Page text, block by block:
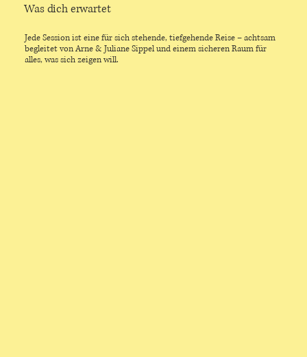
Was dich erwartet
Jede Session ist eine für sich stehende, tiefgehende Reise – achtsam
begleitet von Arne & Juliane Sippel und einem sicheren Raum für
alles, was sich zeigen will.